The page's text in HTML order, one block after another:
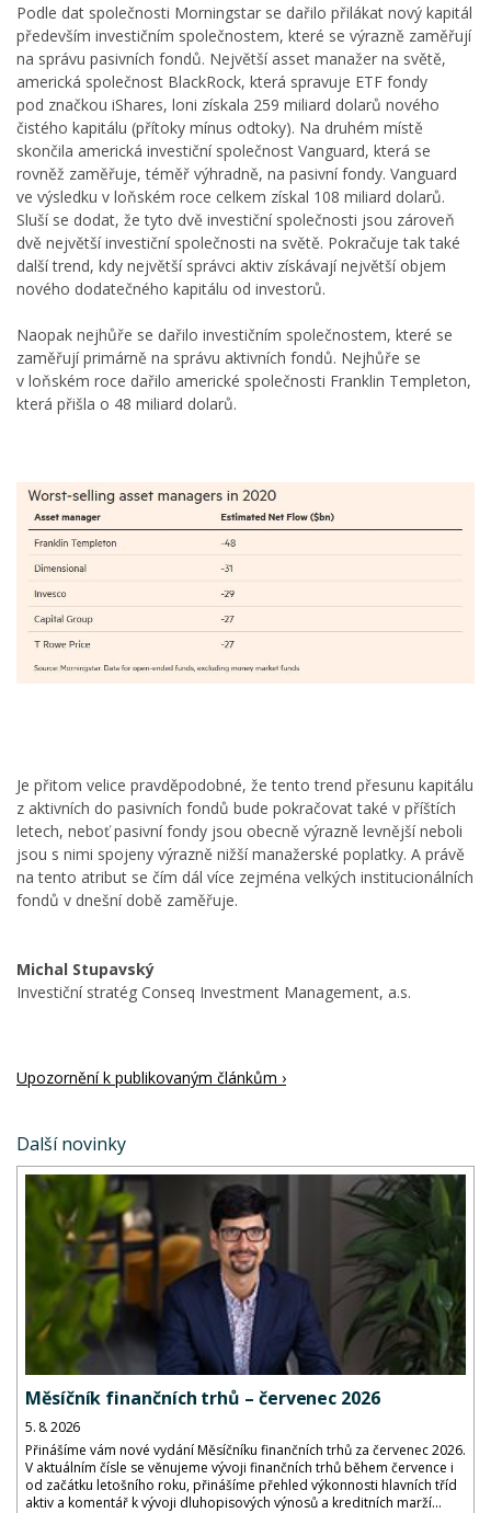
Podle dat společnosti Morningstar se dařilo přilákat nový kapitál
především investičním společnostem, které se výrazně zaměřují
na správu pasivních fondů. Největší asset manažer na světě,
americká společnost BlackRock, která spravuje ETF fondy
pod značkou iShares, loni získala 259 miliard dolarů nového
čistého kapitálu (přítoky mínus odtoky). Na druhém místě
skončila americká investiční společnost Vanguard, která se
rovněž zaměřuje, téměř výhradně, na pasivní fondy. Vanguard
ve výsledku v loňském roce celkem získal 108 miliard dolarů.
Sluší se dodat, že tyto dvě investiční společnosti jsou zároveň
dvě největší investiční společnosti na světě. Pokračuje tak také
další trend, kdy největší správci aktiv získávají největší objem
nového dodatečného kapitálu od investorů.
Naopak nejhůře se dařilo investičním společnostem, které se
zaměřují primárně na správu aktivních fondů. Nejhůře se
v loňském roce dařilo americké společnosti Franklin Templeton,
která přišla o 48 miliard dolarů.
Je přitom velice pravděpodobné, že tento trend přesunu kapitálu
z aktivních do pasivních fondů bude pokračovat také v příštích
letech, neboť pasivní fondy jsou obecně výrazně levnější neboli
jsou s nimi spojeny výrazně nižší manažerské poplatky. A právě
na tento atribut se čím dál více zejména velkých institucionálních
fondů v dnešní době zaměřuje.
Michal Stupavský
Investiční stratég Conseq Investment Management, a.s.
Upozornění k publikovaným článkům ›
Další novinky
Měsíčník finančních trhů – červenec 2026
5. 8. 2026
Přinášíme vám nové vydání Měsíčníku finančních trhů za červenec 2026.
V aktuálním čísle se věnujeme vývoji finančních trhů během července i
od začátku letošního roku, přinášíme přehled výkonnosti hlavních tříd
aktiv a komentář k vývoji dluhopisových výnosů a kreditních marží...